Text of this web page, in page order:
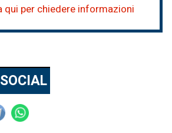
qui per chiedere informazioni